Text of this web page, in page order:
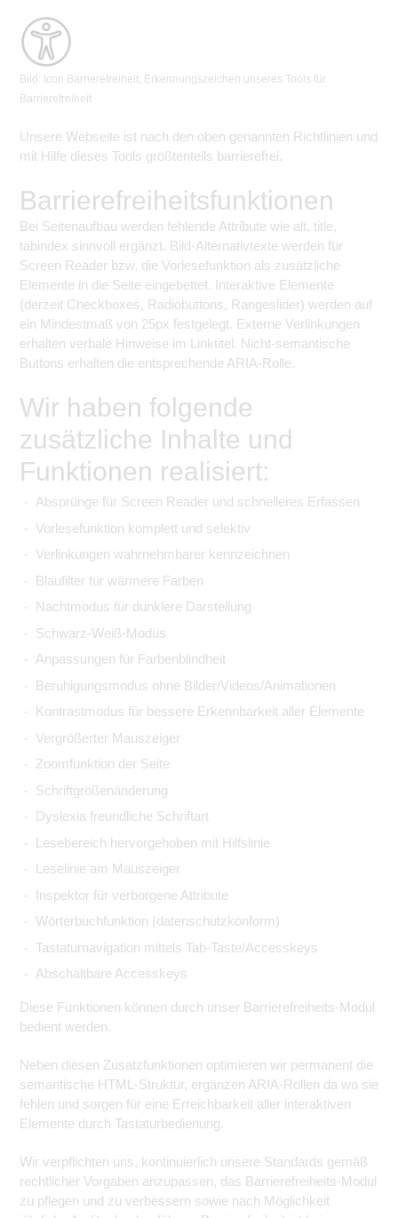
Bild: Icon Barrierefreiheit, Erkennungszeichen unseres Tools für
Barrierefreiheit
Unsere Webseite ist nach den oben genannten Richtlinien und
mit Hilfe dieses Tools größtenteils barrierefrei.
Barrierefreiheitsfunktionen
Bei Seitenaufbau werden fehlende Attribute wie alt, title,
tabindex sinnvoll ergänzt. Bild-Alternativtexte werden für
Screen Reader bzw. die Vorlesefunktion als zusätzliche
Elemente in die Seite eingebettet. Interaktive Elemente
(derzeit Checkboxes, Radiobuttons, Rangeslider) werden auf
ein Mindestmaß von 25px festgelegt. Externe Verlinkungen
erhalten verbale Hinweise im Linktitel. Nicht-semantische
Buttons erhalten die entsprechende ARIA-Rolle.
Wir haben folgende
zusätzliche Inhalte und
Funktionen realisiert:
Absprünge für Screen Reader und schnelleres Erfassen
Vorlesefunktion komplett und selektiv
Verlinkungen wahrnehmbarer kennzeichnen
Blaufilter für wärmere Farben
Nachtmodus für dunklere Darstellung
Schwarz-Weiß-Modus
Anpassungen für Farbenblindheit
Beruhigungsmodus ohne Bilder/Videos/Animationen
Kontrastmodus für bessere Erkennbarkeit aller Elemente
Vergrößerter Mauszeiger
Zoomfunktion der Seite
Schriftgrößenänderung
Dyslexia freundliche Schriftart
Lesebereich hervorgehoben mit Hilfslinie
Leselinie am Mauszeiger
Inspektor für verborgene Attribute
Wörterbuchfunktion (datenschutzkonform)
Tastaturnavigation mittels Tab-Taste/Accesskeys
Abschaltbare Accesskeys
Diese Funktionen können durch unser Barrierefreiheits-Modul
bedient werden.
Neben diesen Zusatzfunktionen optimieren wir permanent die
semantische HTML-Struktur, ergänzen ARIA-Rollen da wo sie
fehlen und sorgen für eine Erreichbarkeit aller interaktiven
Elemente durch Tastaturbedienung.
Wir verpflichten uns, kontinuierlich unsere Standards gemäß
rechtlicher Vorgaben anzupassen, das Barrierefreiheits-Modul
zu pflegen und zu verbessern sowie nach Möglichkeit